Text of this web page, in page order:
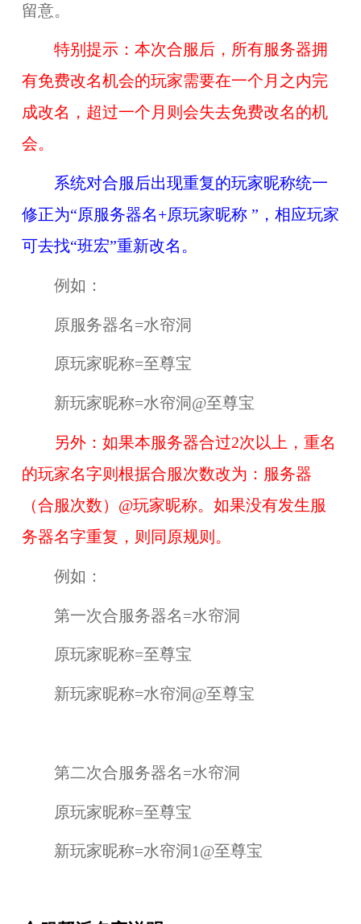
留意。
特别提示：本次合服后，所有服务器拥
有免费改名机会的玩家需要在一个月之内完
成改名，超过一个月则会失去免费改名的机
会。
系统对合服后出现重复的玩家昵称统一
修正为“原服务器名+原玩家昵称 ”，相应玩家
可去找“班宏”重新改名。
例如：
原服务器名=水帘洞
原玩家昵称=至尊宝
新玩家昵称=水帘洞@至尊宝
另外：如果本服务器合过2次以上，重名
的玩家名字则根据合服次数改为：服务器
（合服次数）@玩家昵称。如果没有发生服
务器名字重复，则同原规则。
例如：
第一次合服务器名=水帘洞
原玩家昵称=至尊宝
新玩家昵称=水帘洞@至尊宝
第二次合服务器名=水帘洞
原玩家昵称=至尊宝
新玩家昵称=水帘洞1@至尊宝